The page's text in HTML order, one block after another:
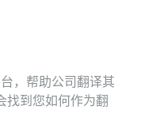
，帮助公司翻译其
找到您如何作为翻